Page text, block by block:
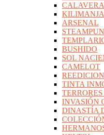
CALAVERA
ARSENAL
BUSHIDO
SOL
CAMELOT
TINTA
INVASIÓN
DINASTÍA